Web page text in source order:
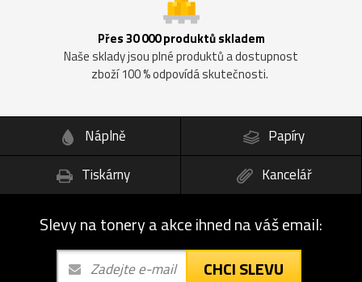
Přes 30 000 produktů skladem
Naše sklady jsou plné produktů a dostupnost
zboží 100 % odpovídá skutečnosti.
Náplně
Papíry
Tiskárny
Kancelář
Slevy na tonery a akce ihned na váš email:
CHCI SLEVU